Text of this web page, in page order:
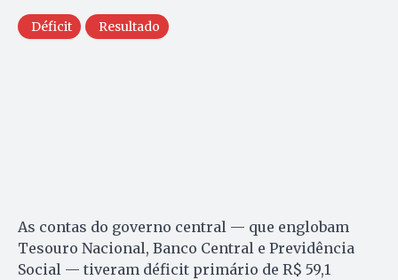
Déficit Resultado
As contas do governo central — que englobam
Tesouro Nacional, Banco Central e Previdência
Social — tiveram déficit primário de R$ 59,1